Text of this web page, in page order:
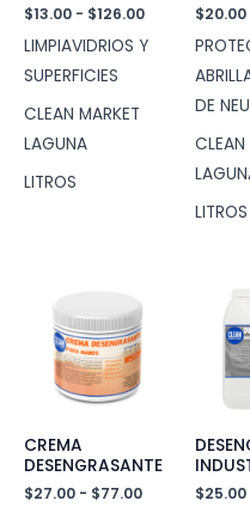
$13.00 - $126.00Rango
precios:
LIMPIAVIDRIOS Y
SUPERFICIES
CLEAN MARKET
LAGUNA
LITROS
$20.00
DE
CLEAN
LITROS
CREMA
DESENGRASANTE
$27.00 - $77.00Rango
$25.00